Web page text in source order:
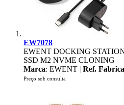
EW7078
EWENT DOCKING
SSD M2 NVME CLONING
Marca: EWENT | Ref.
Preço sob consulta